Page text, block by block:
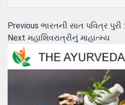
Post
navigation
Previous Previous
post:
ભારતની સાત પવિત્ર પુરી :
Next Next
મહાશિવરાત્રીનું માહાત્મ્ય